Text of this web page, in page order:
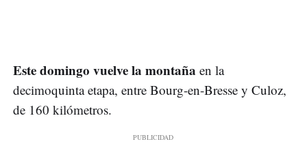
Este domingo vuelve la montaña en la
decimoquinta etapa, entre Bourg-en-Bresse y Culoz,
de 160 kilómetros.